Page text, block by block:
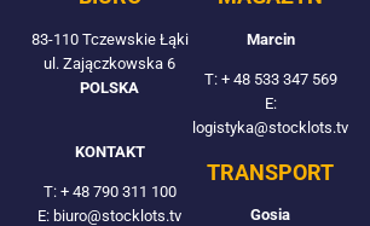
83-110 Tczewskie Łąki
ul. Zajączkowska 6
POLSKA
KONTAKT
T: + 48 790 311 100
E: biuro@stocklots.tv
Marcin
T: + 48 533 347 569
E:
logistyka@stocklots.tv
TRANSPORT
Gosia